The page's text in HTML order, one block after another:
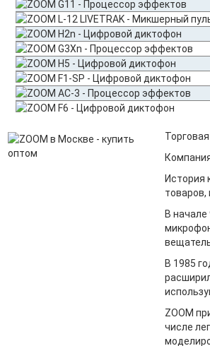
История
товаров,
В
В 1985
ZOOM
числе